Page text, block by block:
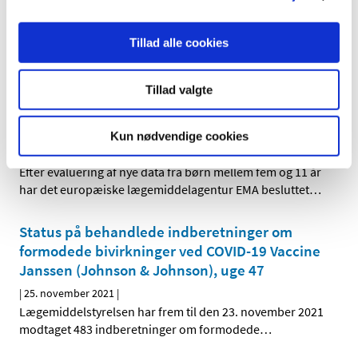
Tillad alle cookies
Tillad valgte
Kun nødvendige cookies
medicin mod forstørret prostata (ATC-gruppe G04C,
EMA anbefaler at godkendelsen af
Pfizer/BioNTechs COVID-19-vaccine udvides til
at gælde 5-11-årige
|25. november 2021|
Efter evaluering af nye data fra børn mellem fem og 11 år
har det europæiske lægemiddelagentur EMA besluttet…
Status på behandlede indberetninger om
formodede bivirkninger ved COVID-19 Vaccine
Janssen (Johnson & Johnson), uge 47
|25. november 2021 |
Lægemiddelstyrelsen har frem til den 23. november 2021
modtaget 483 indberetninger om formodede…